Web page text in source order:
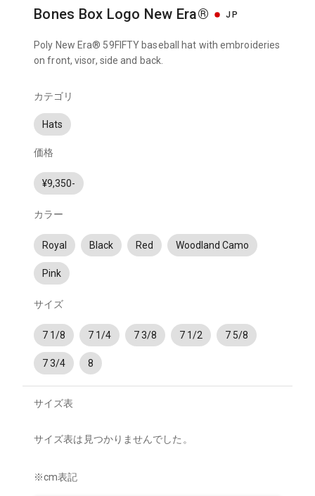
Bones Box Logo New Era® JP
Poly New Era® 59FIFTY baseball hat with embroideries
on front, visor, side and back.
カテゴリ
Hats
価格
¥9,350-
カラー
Royal Black Red Woodland Camo
Pink
サイズ
7 1/8 7 1/4 7 3/8 7 1/2 7 5/8
7 3/4 8
サイズ表
サイズ表は見つかりませんでした。
※cm表記